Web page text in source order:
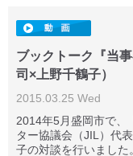
ブックトーク『当
司×上野千鶴子）
2015.03.25 Wed
2014年5月盛岡市で、
ター協議会（JIL）代
子の対談を行いまし